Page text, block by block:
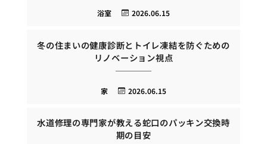
2026.06.15
浴室
冬の住まいの健康診断とトイレ凍結を防ぐための
リノベーション視点
2026.06.15
家
水道修理の専門家が教える蛇口のパッキン交換時
期の目安